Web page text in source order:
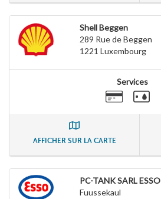
Shell Beggen
289 Rue de Beggen
1221 Luxembourg
Services
AFFICHER SUR LA CARTE
PC-TANK SARL ESSO
Fuussekaul